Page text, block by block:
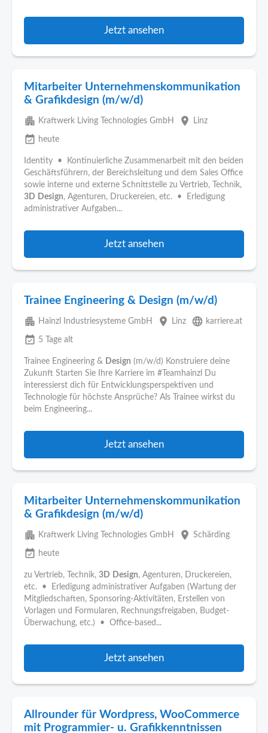
Jetzt ansehen
Mitarbeiter Unternehmenskommunikation
& Grafikdesign (m/w/d)
apartment Kraftwerk Living Technologies GmbH place Linz
event_available heute
Identity • Kontinuierliche Zusammenarbeit mit den beiden
Geschäftsführern, der Bereichsleitung und dem Sales Office
sowie interne und externe Schnittstelle zu Vertrieb, Technik,
3D Design, Agenturen, Druckereien, etc. • Erledigung
administrativer Aufgaben...
Jetzt ansehen
Trainee Engineering & Design (m/w/d)
apartment Hainzl Industriesysteme GmbH place Linz language karriere.at
event_available 5 Tage alt
Trainee Engineering & Design (m/w/d) Konstruiere deine
Zukunft Starten Sie Ihre Karriere im #Teamhainzl Du
interessierst dich für Entwicklungsperspektiven und
Technologie für höchste Ansprüche? Als Trainee wirkst du
beim Engineering...
Jetzt ansehen
Mitarbeiter Unternehmenskommunikation
& Grafikdesign (m/w/d)
apartment Kraftwerk Living Technologies GmbH place Schärding
event_available heute
zu Vertrieb, Technik, 3D Design, Agenturen, Druckereien,
etc. • Erledigung administrativer Aufgaben (Wartung der
Mitgliedschaften, Sponsoring-Aktivitäten, Erstellen von
Vorlagen und Formularen, Rechnungsfreigaben, Budget-
Überwachung, etc.) • Office-based...
Jetzt ansehen
Allrounder für Wordpress, WooCommerce
mit Programmier- u. Grafikkenntnissen